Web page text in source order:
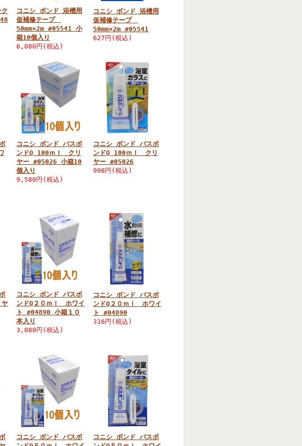
コニシ ボンド 浴槽用
仮補修テープ
50mm×2m #05541 小
箱10個入り
6,080円(税込)
コニシ ボンド 浴槽用
仮補修テープ
50mm×2m #05541
627円(税込)
コニシ ボンド バスボ
ンドQ 100ｍｌ クリ
ヤー #05026 小箱10
個入り
9,580円(税込)
コニシ ボンド バスボ
ンドQ 100ｍｌ クリ
ヤー #05026
998円(税込)
コニシ ボンド バスボ
ンドQ２０ｍｌ ホワイ
ト #04890 小箱１０
本入り
3,080円(税込)
コニシ ボンド バスボ
ンドQ２０ｍｌ ホワイ
ト #04890
316円(税込)
コニシ ボンド バスボ
コニシ ボンド バスボ